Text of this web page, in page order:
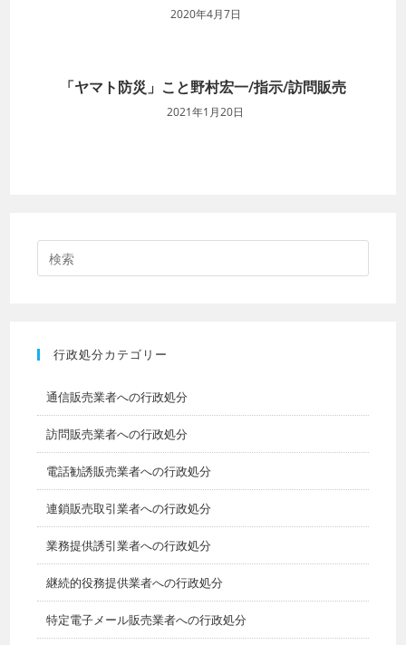
2020年4月7日
「ヤマト防災」こと野村宏一/指示/訪問販売
2021年1月20日
行政処分カテゴリー
通信販売業者への行政処分
訪問販売業者への行政処分
電話勧誘販売業者への行政処分
連鎖販売取引業者への行政処分
業務提供誘引業者への行政処分
継続的役務提供業者への行政処分
特定電子メール販売業者への行政処分